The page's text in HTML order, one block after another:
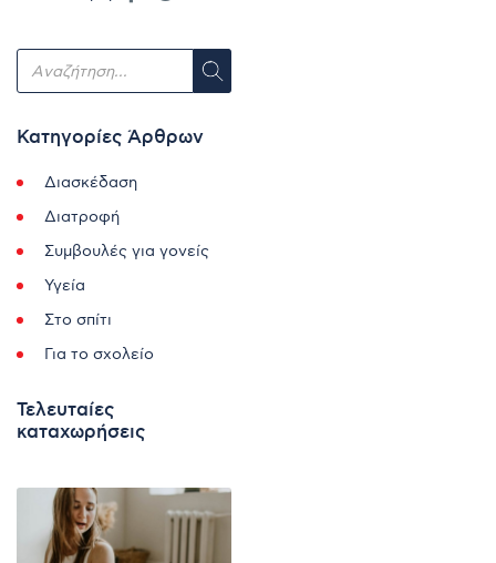
Κατηγορίες Άρθρων
Διασκέδαση
Διατροφή
Συμβουλές για γονείς
Υγεία
Στο σπίτι
Για το σχολείο
Τελευταίες
καταχωρήσεις